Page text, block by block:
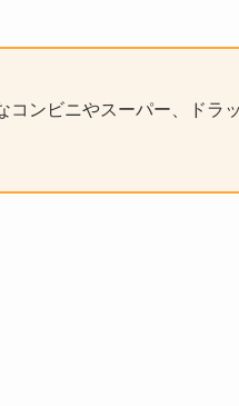
ンビニやスーパー、ドラ